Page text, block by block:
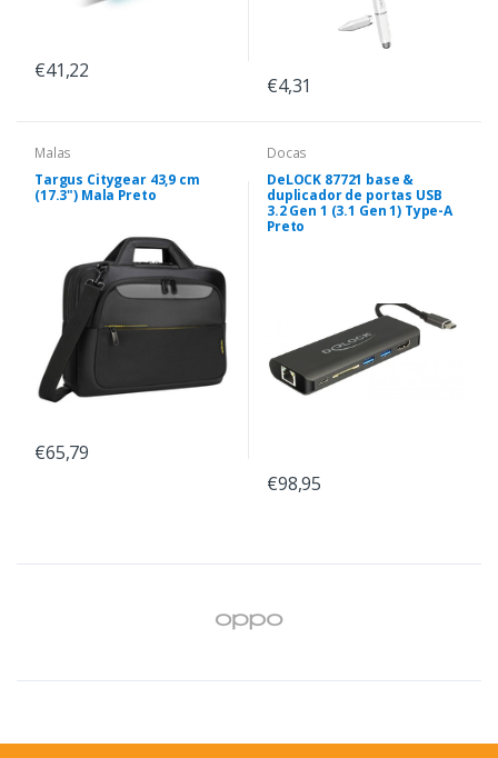
€41,22
€4,31
Malas
Targus Citygear 43,9 cm
(17.3") Mala Preto
€65,79
Docas
DeLOCK 87721 base &
duplicador de portas USB
3.2 Gen 1 (3.1 Gen 1) Type-A
Preto
€98,95